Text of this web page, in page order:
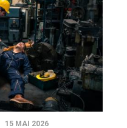
15 MAI 2026